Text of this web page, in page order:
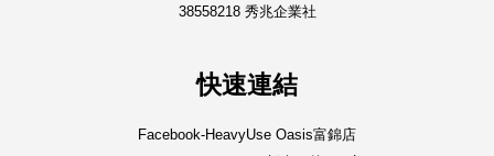
38558218 秀兆企業社
快速連結
Facebook-HeavyUse Oasis富錦店